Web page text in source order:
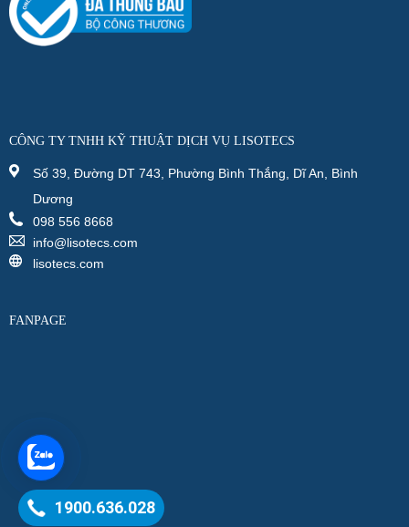
CÔNG TY TNHH KỸ THUẬT DỊCH VỤ LISOTECS
Số 39, Đường DT 743, Phường Bình Thắng, Dĩ An, Bình
Dương
098 556 8668
info@lisotecs.com
lisotecs.com
FANPAGE
1900.636.028